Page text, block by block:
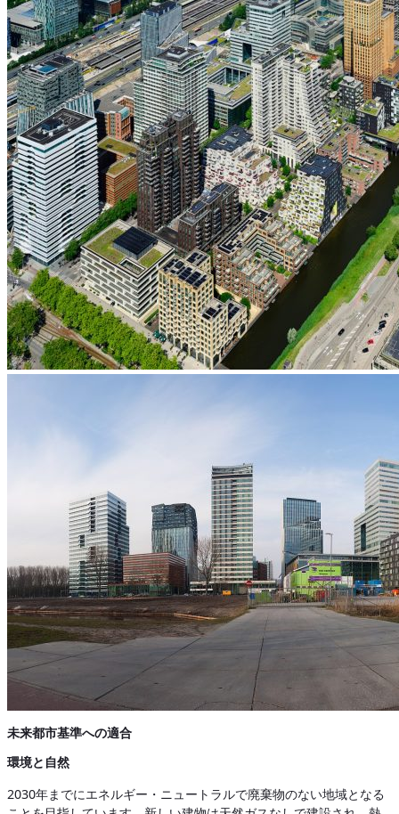
未来都市基準への適合
環境と自然
2030年までにエネルギー・ニュートラルで廃棄物のない地域となる